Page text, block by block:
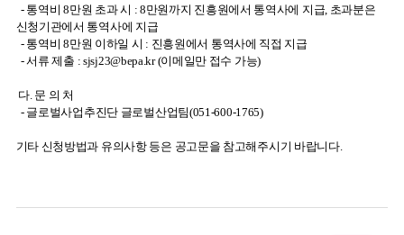
- 통역비 8만원 초과 시 : 8만원까지 진흥원에서 통역사에 지급, 초과분은
신청기관에서 통역사에 지급
- 통역비 8만원 이하일 시 : 진흥원에서 통역사에 직접 지급
- 서류 제출 :sjsj23@bepa.kr(이메일만 접수 가능)
다. 문 의 처
- 글로벌사업추진단 글로벌산업팀(051-600-1765)
기타 신청방법과 유의사항 등은 공고문을 참고해주시기 바랍니다.